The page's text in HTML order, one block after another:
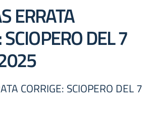
ERRATA
DEL 7
CORRIGE: SCIOPERO DEL 7